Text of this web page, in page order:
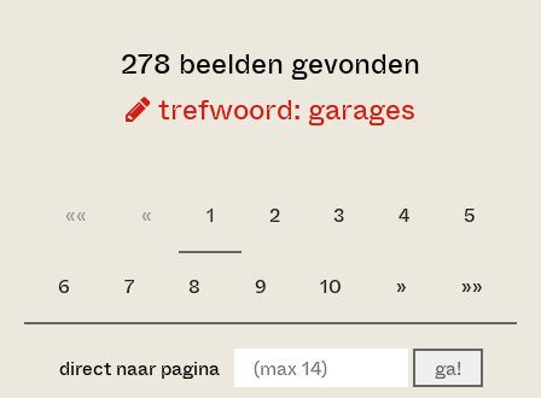
278 beelden gevonden
trefwoord: garages
«« « 1 2 3 4 5
6 7 8 9 10 » »»
direct naar pagina ga!